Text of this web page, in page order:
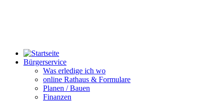
Bürgerservice
Was erledige ich wo
online Rathaus & Formulare
Planen / Bauen
Finanzen